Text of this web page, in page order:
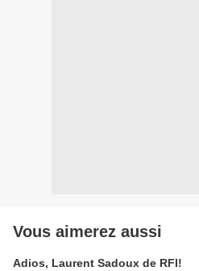
Vous aimerez aussi
Adios, Laurent Sadoux de RFI!